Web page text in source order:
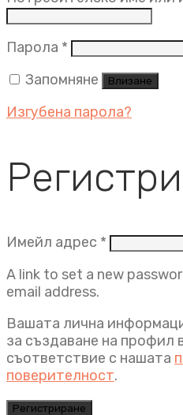
Парола * Задължително
Запомняне
Влизане
Изгубена парола?
Имейл адрес *
A link to set a new
email address.
Вашата лична
за създаване на профил
съответствие с нашата
поверителност.
Регистриране